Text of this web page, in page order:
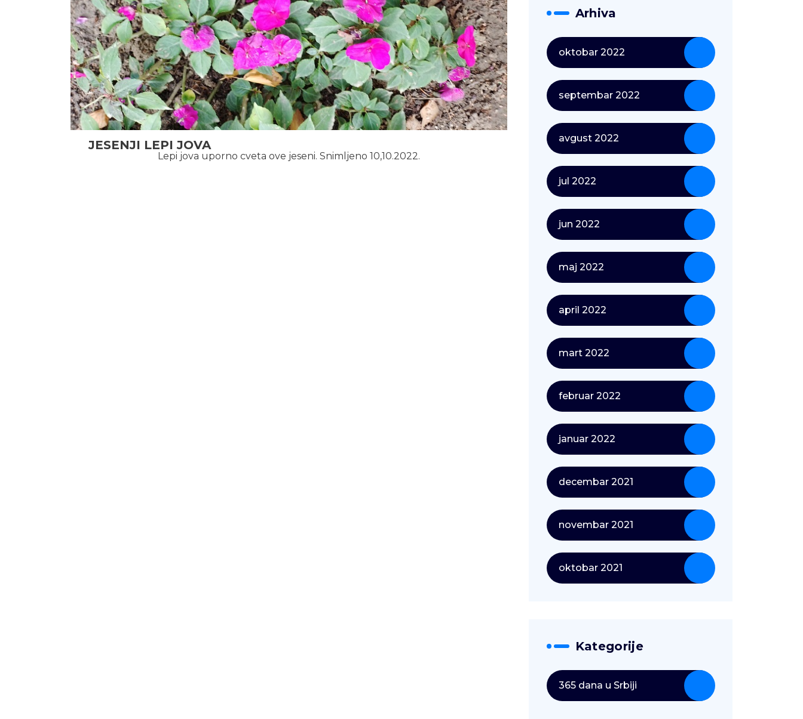
JESENJI LEPI JOVA
Lepi jova uporno cveta ove jeseni. Snimljeno 10,10.2022.
Arhiva
oktobar 2022
septembar 2022
avgust 2022
jul 2022
jun 2022
maj 2022
april 2022
mart 2022
februar 2022
januar 2022
decembar 2021
novembar 2021
oktobar 2021
Kategorije
365 dana u Srbiji